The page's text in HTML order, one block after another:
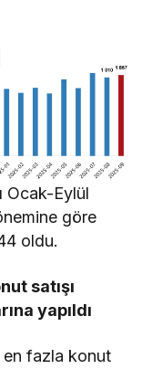
Ocak-Eylül
göre
oldu.
satışı
yapıldı
en fazla konut